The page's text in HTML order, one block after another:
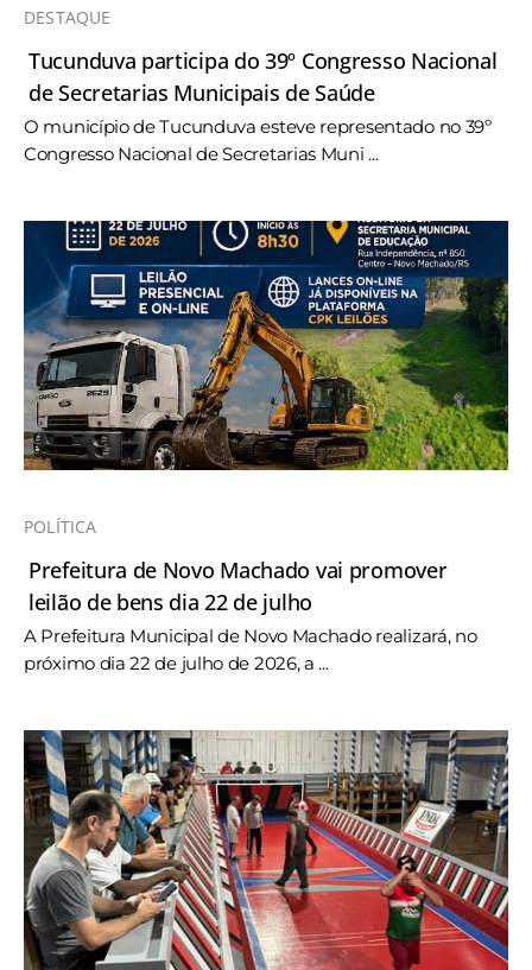
DESTAQUE
Tucunduva participa do 39º Congresso Nacional
de Secretarias Municipais de Saúde
O município de Tucunduva esteve representado no 39º
Congresso Nacional de Secretarias Muni ...
POLÍTICA
Prefeitura de Novo Machado vai promover
leilão de bens dia 22 de julho
A Prefeitura Municipal de Novo Machado realizará, no
próximo dia 22 de julho de 2026, a ...